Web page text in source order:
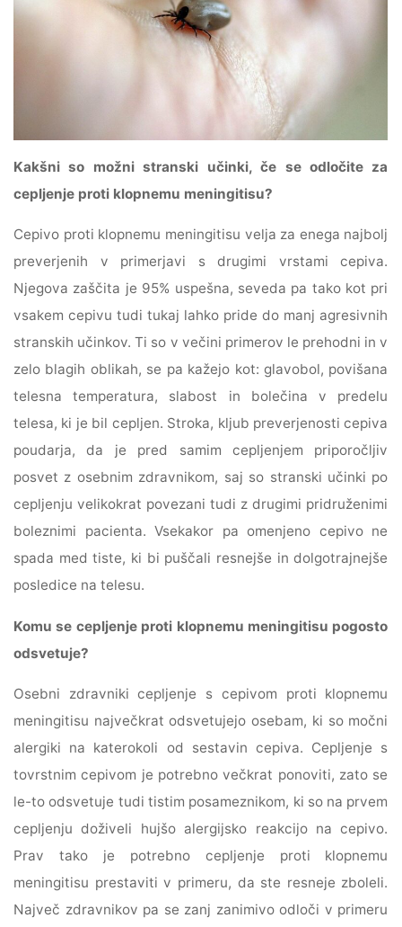
Kakšni so možni stranski učinki, če se odločite za
cepljenje proti klopnemu meningitisu?
Cepivo proti klopnemu meningitisu velja za enega najbolj
preverjenih v primerjavi s drugimi vrstami cepiva.
Njegova zaščita je 95% uspešna, seveda pa tako kot pri
vsakem cepivu tudi tukaj lahko pride do manj agresivnih
stranskih učinkov. Ti so v večini primerov le prehodni in v
zelo blagih oblikah, se pa kažejo kot: glavobol, povišana
telesna temperatura, slabost in bolečina v predelu
telesa, ki je bil cepljen. Stroka, kljub preverjenosti cepiva
poudarja, da je pred samim cepljenjem priporočljiv
posvet z osebnim zdravnikom, saj so stranski učinki po
cepljenju velikokrat povezani tudi z drugimi pridruženimi
boleznimi pacienta. Vsekakor pa omenjeno cepivo ne
spada med tiste, ki bi puščali resnejše in dolgotrajnejše
posledice na telesu.
Komu se cepljenje proti klopnemu meningitisu pogosto
odsvetuje?
Osebni zdravniki cepljenje s cepivom proti klopnemu
meningitisu največkrat odsvetujejo osebam, ki so močni
alergiki na katerokoli od sestavin cepiva. Cepljenje s
tovrstnim cepivom je potrebno večkrat ponoviti, zato se
le-to odsvetuje tudi tistim posameznikom, ki so na prvem
cepljenju doživeli hujšo alergijsko reakcijo na cepivo.
Prav tako je potrebno cepljenje proti klopnemu
meningitisu prestaviti v primeru, da ste resneje zboleli.
Največ zdravnikov pa se zanj zanimivo odloči v primeru